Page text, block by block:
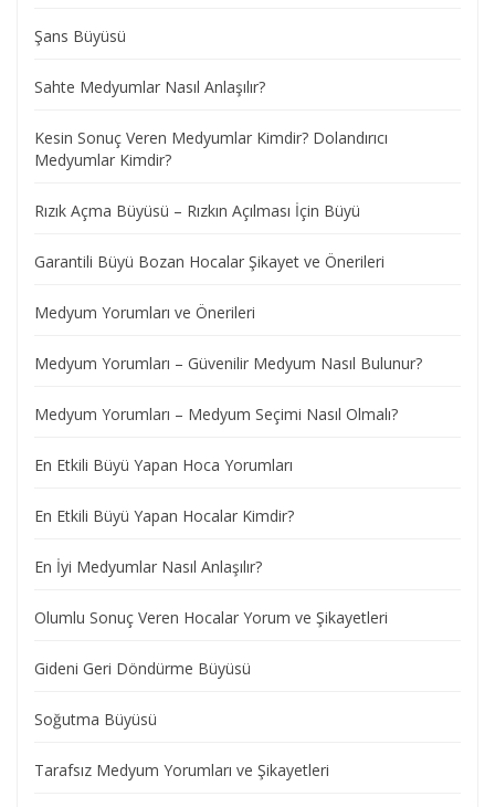
Şans Büyüsü
Sahte Medyumlar Nasıl Anlaşılır?
Kesin Sonuç Veren Medyumlar Kimdir? Dolandırıcı
Medyumlar Kimdir?
Rızık Açma Büyüsü – Rızkın Açılması İçin Büyü
Garantili Büyü Bozan Hocalar Şikayet ve Önerileri
Medyum Yorumları ve Önerileri
Medyum Yorumları – Güvenilir Medyum Nasıl Bulunur?
Medyum Yorumları – Medyum Seçimi Nasıl Olmalı?
En Etkili Büyü Yapan Hoca Yorumları
En Etkili Büyü Yapan Hocalar Kimdir?
En İyi Medyumlar Nasıl Anlaşılır?
Olumlu Sonuç Veren Hocalar Yorum ve Şikayetleri
Gideni Geri Döndürme Büyüsü
Soğutma Büyüsü
Tarafsız Medyum Yorumları ve Şikayetleri